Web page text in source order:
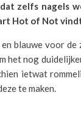
zelfs nagels
Hot of Not
blauwe voor de
het nog
ietwat
te maken.